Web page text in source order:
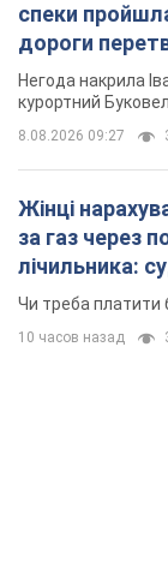
спеки
дороги
Відео
Негода накрила
курортний
8.08.2026 09:27
Жінці
за газ через
лічильника:
неочікуване
Чи треба платити
10 часов назад